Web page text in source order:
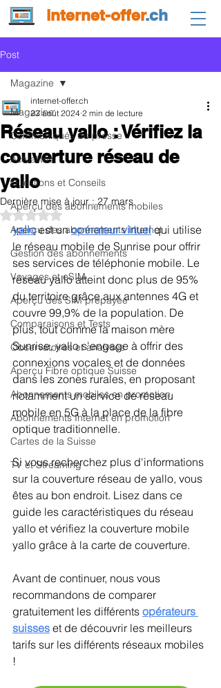
internet-offer.ch
Post
Magazine
Communiqués de presse
Actualités
Questions et Conseils
Aperçu des abonnements mobiles
Aperçu des abonnements Internet
Gestion des abonnements
Voyages et eSIM
Aperçu des SIM prépayée
Comparaisons et Tests
Observatoires et analyses
Aperçu Fibre optique Suisse
Abonnements mobiles en promotion
Abonnements Internet en promotion
Cartes de la Suisse
TV et Streaming
Magazine
Réseau yallo : Vérifiez la
couverture réseau de
yallo
internet-offer.ch
23 août 2024 2 min de lecture
Dernière mise à jour :27 mars
Noté NaN étoiles sur 5.
yallo est un opérateur virtuel qui utilise
le réseau mobile de Sunrise pour offrir
ses services de téléphonie mobile. Le
réseau yallo atteint donc plus de 95%
du territoire grâce aux antennes 4G et
couvre 99,9% de la population. De
plus, tout comme la maison mère
Sunrise, yallo s'engage à offrir des
connexions vocales et de données
dans les zones rurales, en proposant
notamment un service de réseau
mobile en 5G à la place de la fibre
optique traditionnelle.
Si vous recherchez plus d'informations
sur la couverture réseau de yallo, vous
êtes au bon endroit. Lisez dans ce
guide les caractéristiques du réseau
yallo et vérifiez la couverture mobile
yallo grâce à la carte de couverture.
Avant de continuer, nous vous
recommandons de comparer
gratuitement les différents opérateurs
suisses et de découvrir les meilleurs
tarifs sur les différents réseaux mobiles
!